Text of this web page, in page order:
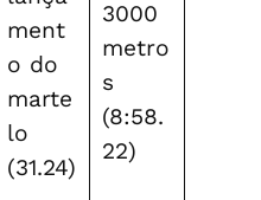
ment
o do
marte
lo
(31.24)
3000
metro
s
(8:58.
22)